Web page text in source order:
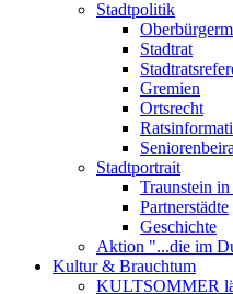
Stadtpolitik
Stadtrat
Gremien
Ortsrecht
Stadtportrait
Traunstein
Partnerstädte
Geschichte
Aktion "...die im
Kultur & Brauchtum
KULTSOMMER